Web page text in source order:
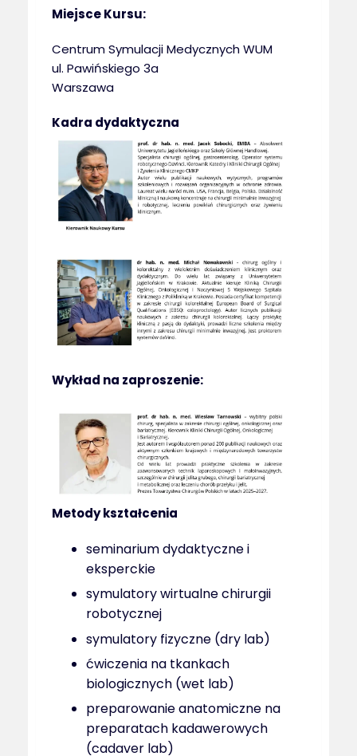
Miejsce Kursu:
Centrum Symulacji Medycznych WUM
ul. Pawińskiego 3a
Warszawa
Kadra dydaktyczna
Wykład na zaproszenie:
Metody kształcenia
seminarium dydaktyczne i
eksperckie
symulatory wirtualne chirurgii
robotycznej
symulatory fizyczne (dry lab)
ćwiczenia na tkankach
biologicznych (wet lab)
preparowanie anatomiczne na
preparatach kadawerowych
(cadaver lab)